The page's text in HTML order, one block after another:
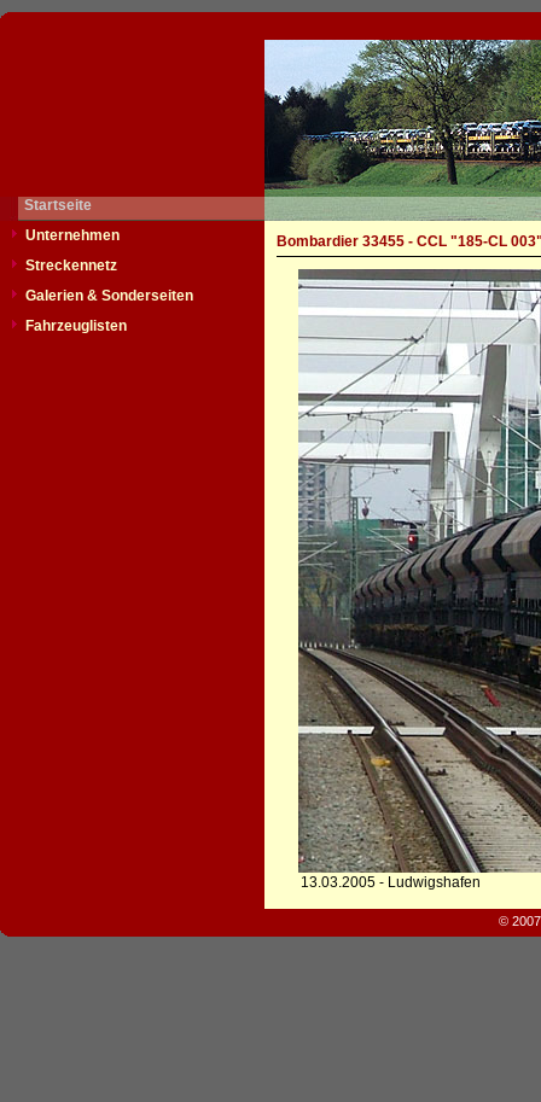
Startseite
Unternehmen
Streckennetz
Galerien & Sonderseiten
Fahrzeuglisten
Bombardier 33455 - CCL "185-CL
13.03.2005 - Ludwigshafen
©